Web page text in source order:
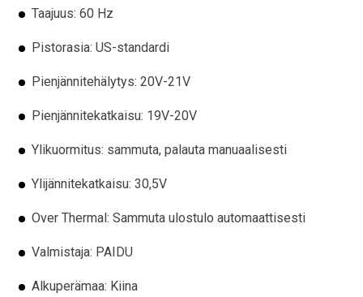
Taajuus: 60 Hz
Pistorasia: US-standardi
Pienjännitehälytys: 20V-21V
Pienjännitekatkaisu: 19V-20V
Ylikuormitus: sammuta, palauta manuaalisesti
Ylijännitekatkaisu: 30,5V
Over Thermal: Sammuta ulostulo automaattisesti
Valmistaja: PAIDU
Alkuperämaa: Kiina